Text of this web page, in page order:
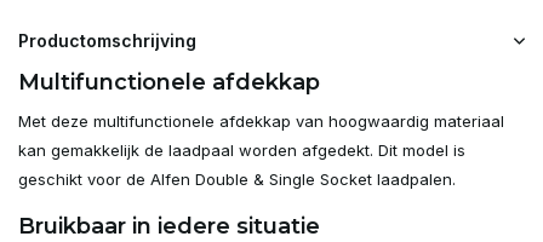
Productomschrijving
Multifunctionele afdekkap
Met deze multifunctionele afdekkap van hoogwaardig materiaal
kan gemakkelijk de laadpaal worden afgedekt. Dit model is
geschikt voor de Alfen Double & Single Socket laadpalen.
Bruikbaar in iedere situatie